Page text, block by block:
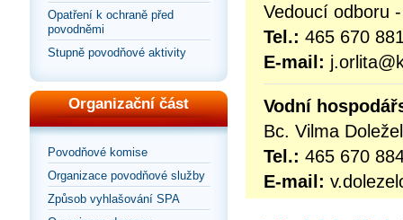
Opatření k ochraně před
povodněmi
Stupně povodňové aktivity
Organizační část
Povodňové komise
Organizace povodňové služby
Způsob vyhlašování SPA
Vedoucí odboru
Tel.: 465 670
E-mail:
Vodní
Bc. Vilma
Tel.: 465 670
E-mail: